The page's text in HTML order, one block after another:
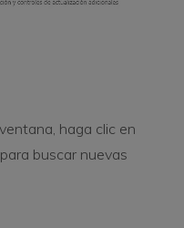
haga clic en
buscar nuevas